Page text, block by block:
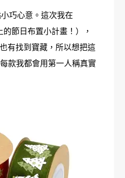
巧心意。這次我在
節日布置小計畫！），
有找到寶藏，所以想把這
款我都會用第一人稱真實